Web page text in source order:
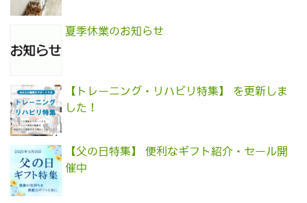
夏季休業のお知らせ
【トレーニング・リハビリ特集】 を更新しま
した！
【父の日特集】 便利なギフト紹介・セール開
催中